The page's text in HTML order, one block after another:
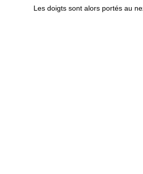
Les doigts sont alors portés au